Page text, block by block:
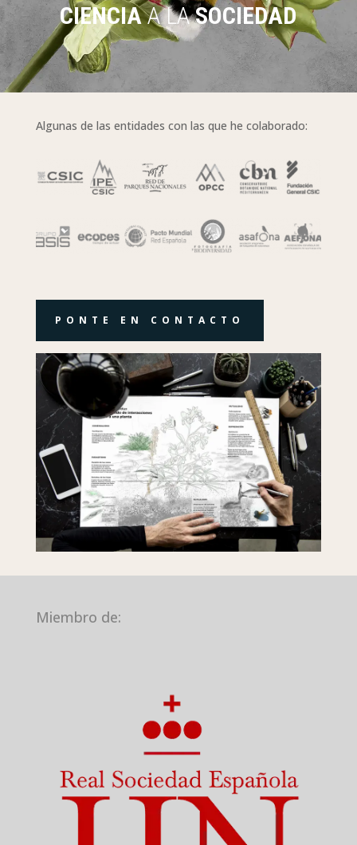
CIENCIAA LASOCIEDAD
Algunas de las entidades con las que he colaborado:
PONTE EN CONTACTO
Miembro de: